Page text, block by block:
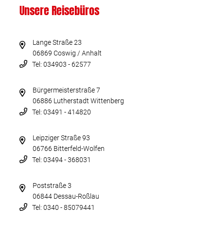
Unsere Reisebüros
Lange Straße 23
06869 Coswig / Anhalt
Tel: 034903 - 62577
Bürgermeisterstraße 7
06886 Lutherstadt Wittenberg
Tel: 03491 - 414820
Leipziger Straße 93
06766 Bitterfeld-Wolfen
Tel: 03494 - 368031
Poststraße 3
06844 Dessau-Roßlau
Tel: 0340 - 85079441